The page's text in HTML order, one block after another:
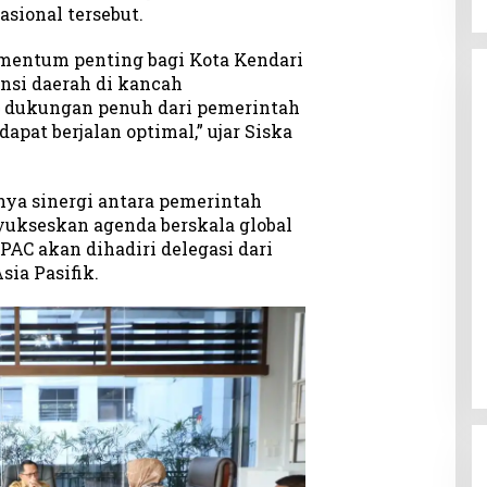
tersebut.
penting bagi Kota Kendari
daerah di kancah
penuh dari pemerintah
berjalan optimal,” ujar Siska
sinergi antara pemerintah
agenda berskala global
akan dihadiri delegasi dari
Pasifik.